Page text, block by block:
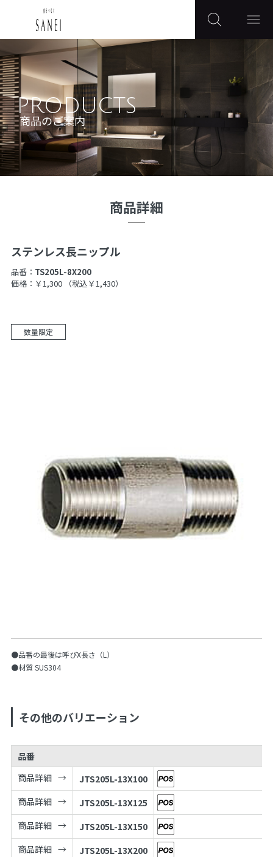
PRODUCTS
商品のご案内
商品詳細
ステンレス長ニップル
品番： TS205L-8X200
価格：￥1,300
（税込￥1,430）
数量限定
●品番の最後は呼びX長さ（L）
●材質 SUS304
その他のバリエーション
品番
商品詳細
JTS205L-13X100
商品詳細
JTS205L-13X125
商品詳細
JTS205L-13X150
商品詳細
JTS205L-13X200